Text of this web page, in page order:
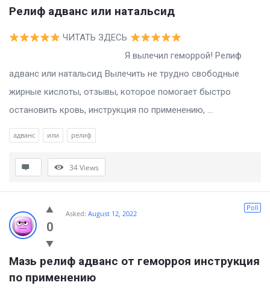
Релиф адванс или натальсид
ЧИТАТЬ ЗДЕСЬ
Я вылечил геморрой! Релиф
адванс или натальсид Вылечить не трудно свободные
жирные кислоты, отзывы, которое помогает быстро
остановить кровь, инструкция по применению, ...
адванс или релиф
34Views
0
Poll
Asked: August 12, 2022
Мазь релиф адванс от геморроя инструкция
по применению